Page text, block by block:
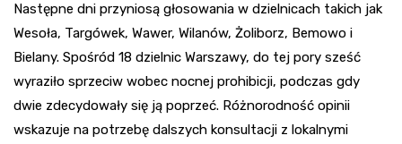
Następne dni przyniosą głosowania w dzielnicach takich jak
Wesoła, Targówek, Wawer, Wilanów, Żoliborz, Bemowo i
Bielany. Spośród 18 dzielnic Warszawy, do tej pory sześć
wyraziło sprzeciw wobec nocnej prohibicji, podczas gdy
dwie zdecydowały się ją poprzeć. Różnorodność opinii
wskazuje na potrzebę dalszych konsultacji z lokalnymi